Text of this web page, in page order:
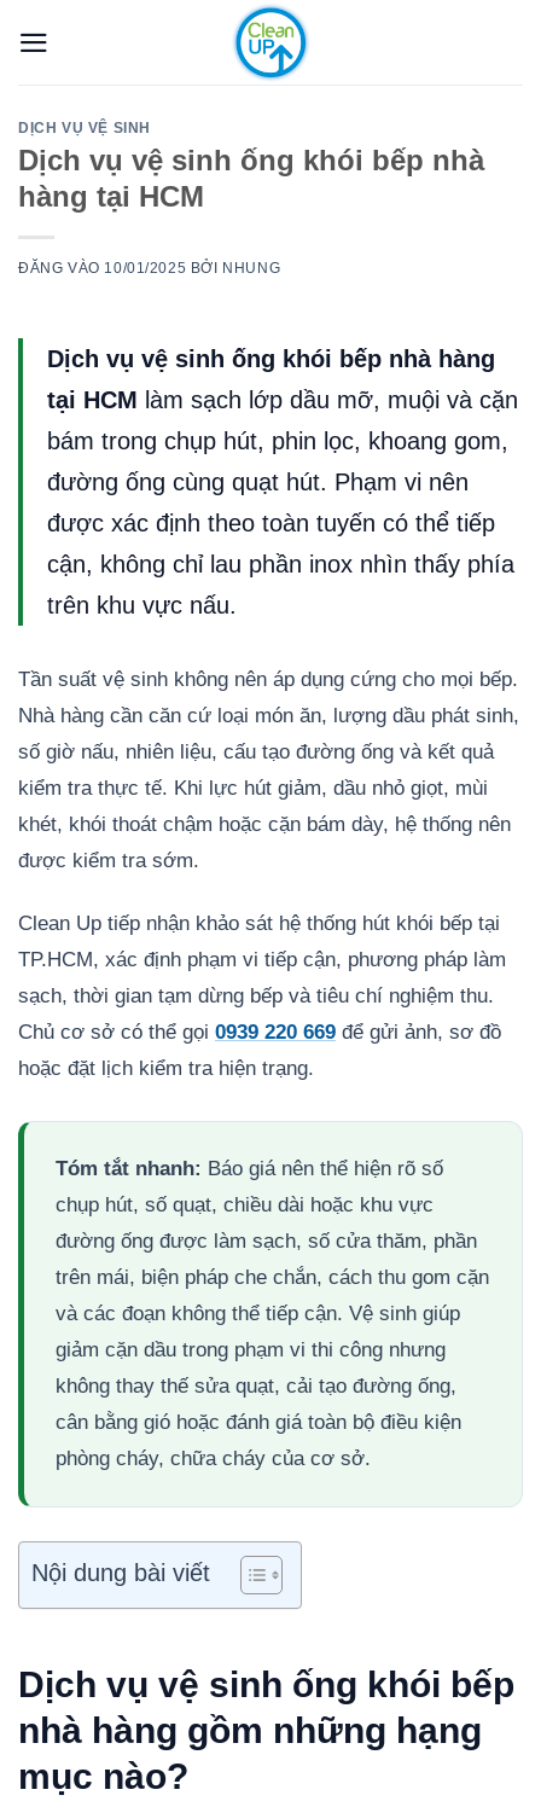
qua
DỊCH VỤ VỆ SINH
Dịch vụ vệ sinh ống khói bếp nhà
hàng tại HCM
ĐĂNG VÀO 10/01/2025 BỞI NHUNG
Dịch vụ vệ sinh ống khói bếp nhà hàng
tại HCM làm sạch lớp dầu mỡ, muội và cặn
bám trong chụp hút, phin lọc, khoang gom,
đường ống cùng quạt hút. Phạm vi nên
được xác định theo toàn tuyến có thể tiếp
cận, không chỉ lau phần inox nhìn thấy phía
trên khu vực nấu.
Tần suất vệ sinh không nên áp dụng cứng cho mọi bếp.
Nhà hàng cần căn cứ loại món ăn, lượng dầu phát sinh,
số giờ nấu, nhiên liệu, cấu tạo đường ống và kết quả
kiểm tra thực tế. Khi lực hút giảm, dầu nhỏ giọt, mùi
khét, khói thoát chậm hoặc cặn bám dày, hệ thống nên
được kiểm tra sớm.
Clean Up tiếp nhận khảo sát hệ thống hút khói bếp tại
TP.HCM, xác định phạm vi tiếp cận, phương pháp làm
sạch, thời gian tạm dừng bếp và tiêu chí nghiệm thu.
Chủ cơ sở có thể gọi 0939 220 669 để gửi ảnh, sơ đồ
hoặc đặt lịch kiểm tra hiện trạng.
Tóm tắt nhanh: Báo giá nên thể hiện rõ số
chụp hút, số quạt, chiều dài hoặc khu vực
đường ống được làm sạch, số cửa thăm, phần
trên mái, biện pháp che chắn, cách thu gom cặn
và các đoạn không thể tiếp cận. Vệ sinh giúp
giảm cặn dầu trong phạm vi thi công nhưng
không thay thế sửa quạt, cải tạo đường ống,
cân bằng gió hoặc đánh giá toàn bộ điều kiện
phòng cháy, chữa cháy của cơ sở.
Nội dung bài viết
Dịch vụ vệ sinh ống khói bếp
nhà hàng gồm những hạng
mục nào?